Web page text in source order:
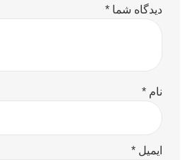
دیدگاه شما *
نام *
ایمیل *